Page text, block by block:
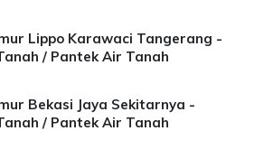
Lippo Karawaci Tangerang -
/ Pantek Air Tanah
Bekasi Jaya Sekitarnya -
/ Pantek Air Tanah